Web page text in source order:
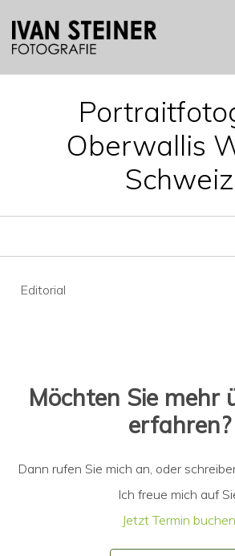
Oberwallis
Schweiz
Beitragsnavigation
Editorial
Möchten Sie mehr
erfahren?
Dann rufen Sie mich an, oder
Ich freue mich auf
Jetzt Termin